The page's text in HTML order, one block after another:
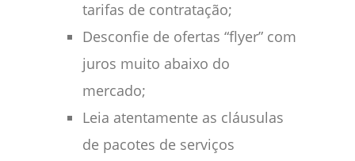
tarifas de contratação;
Desconfie de ofertas “flyer” com
juros muito abaixo do
mercado;
Leia atentamente as cláusulas
de pacotes de serviços